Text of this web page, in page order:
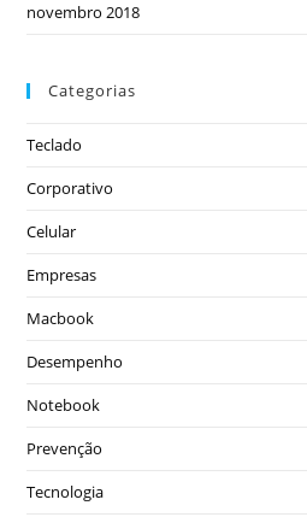
novembro 2018
Categorias
Teclado
Corporativo
Celular
Empresas
Macbook
Desempenho
Notebook
Prevenção
Tecnologia